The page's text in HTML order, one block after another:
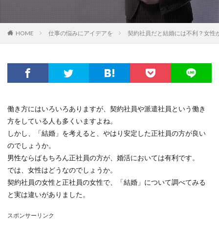
HOME 仕事の悩みにアイデアを 契約社員だと結婚には不利？女性
働き方にはいろいろありますが、契約社員や派遣社員という働き
方をしている人も多くいますよね。
しかし、「結婚」を考えると、やはり安定した正社員の方が良い
のでしょうか。
男性ならばもちろん正社員の方が、婚活においては有利です。
では、女性はどうなのでしょうか。
契約社員の女性と正社員の女性で、「結婚」について調べてみる
と実は違いがありました。
スポンサーリンク